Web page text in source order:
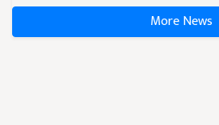
More News